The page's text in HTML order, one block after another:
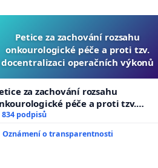
Petice za zachování rozsahu
onkourologické péče a proti tzv.
docentralizaci operačních výkonů
za zachování rozsahu
péče a proti tzv.
docentralizaci operačních výkonů
834 podpisů
Oznámení o transparentnosti